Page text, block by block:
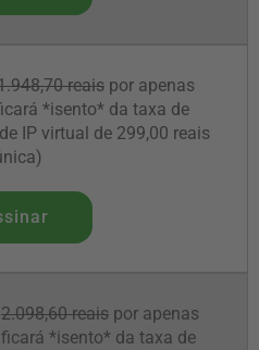
reais por apenas
*isento* da taxa de
IP virtual de 299,00 reais
2.098,60 reais por apenas
*isento* da taxa de